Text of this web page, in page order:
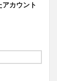
カウント